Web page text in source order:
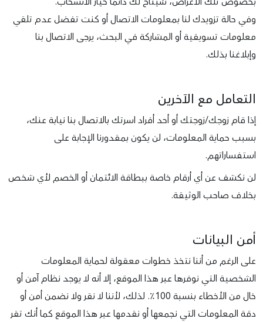
وفي حالة تزويدك لنا بمعلومات الاتصال أو كنت تفضل عدم تلقي
معلومات تسويقية أو المشاركة في البحث، يرجى الاتصال بنا
وإبلاغنا بذلك.
التعامل مع الآخرين
إذا قام زوجك/زوجتك أو أحد أفراد اسرتك بالاتصال بنا نيابة عنك،
بسبب حماية المعلومات، لن يكون بمقدورنا الإجابة على
استفساراتهم.
لن نكشف عن أي أرقام خاصة ببطاقة الائتمان أو الخصم لأي شخص
بخلاف صاحب الوثيقة.
أمن البيانات
على الرغم من أننا نتخذ خطوات معقولة لحماية المعلومات
الشخصية التي نوفرها عبر هذا الموقع، إلا أنه لا يوجد نظام آمن أو
خال من الأخطاء بنسبة 100٪. لذلك، لأننا لا نقر ولا نضمن أمن أو
دقة المعلومات التي نجمعها أو نقدمها عبر هذا الموقع كما أنك تقر